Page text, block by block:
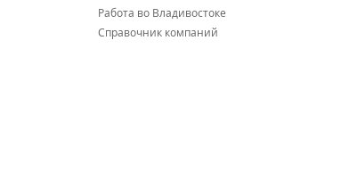
Работа во Владивостоке
Справочник компаний